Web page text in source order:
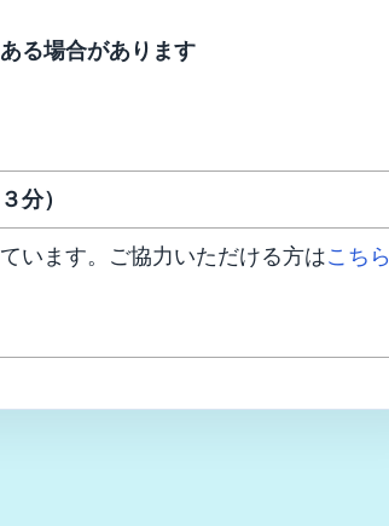
る場合があります
分）
います。ご協力いただける方はこちら